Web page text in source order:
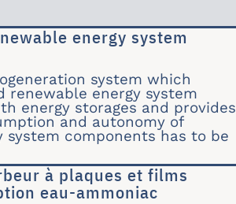
energy system
system which
renewable energy system
energy storages and provides
and autonomy of
components has to be
à plaques et films
eau-ammoniac